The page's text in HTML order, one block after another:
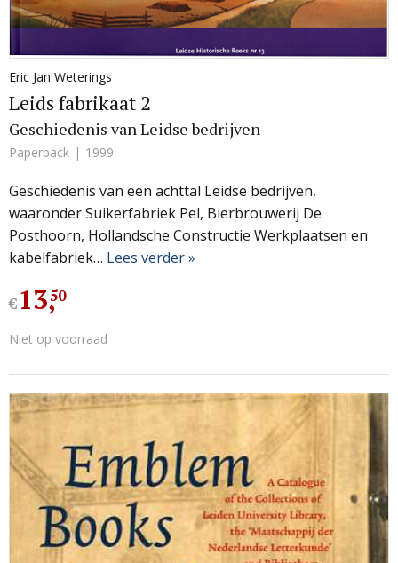
Eric Jan Weterings
Leids fabrikaat 2
Geschiedenis van Leidse bedrijven
Paperback 1999
Geschiedenis van een achttal Leidse bedrijven,
waaronder Suikerfabriek Pel, Bierbrouwerij De
Posthoorn, Hollandsche Constructie Werkplaatsen en
kabelfabriek… Lees verder »
€13,
50
Niet op voorraad